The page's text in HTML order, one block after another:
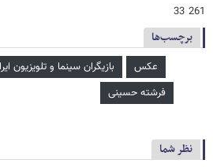
261 33
برچسب‌ها
عکس بازیگران سینما و تلویزیون
فرشته حسینی
نظر شما